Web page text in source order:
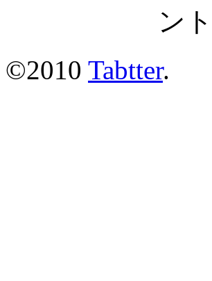
ント
©2010 Tabtter.